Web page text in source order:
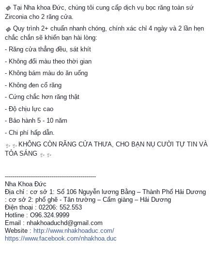
🔷 Tại Nha khoa Đức, chúng tôi cung cấp dịch vụ bọc răng toàn sứ
Zirconia cho 2 răng cửa.
🔷 Quy trình 2+ chuẩn nhanh chóng, chính xác chỉ 4 ngày và 2 lần hẹn
chắc chắn sẽ khiến bạn hài lòng:
- Răng cửa thẳng đều, sát khít
- Không đổi màu theo thời gian
- Không bám màu do ăn uống
- Không đen cổ răng
- Cứng chắc hơn răng thật
- Độ chịu lực cao
- Bảo hành 5 - 10 năm
- Chi phí hấp dẫn.
✨ ✨ KHÔNG CÒN RĂNG CỬA THƯA, CHO BẠN NỤ CƯỜI TỰ TIN VÀ
TỎA SÁNG ✨ ✨
-----------------------------------------------
Nha Khoa Đức
Địa chỉ : cơ sở 1: Số 106 Nguyễn lương Bằng – Thành Phố Hải Dương
: cơ sở 2: phố ghẽ - Tân trường – Cẩm giàng – Hải Dương
Điện thoại : 02206: 552.553
Hotline : O96.324.9999
Email : nhakhoaduchd@gmail.com
Website : http://www.nhakhoaduc.com/
https://www.facebook.com/nhakhoa.duc